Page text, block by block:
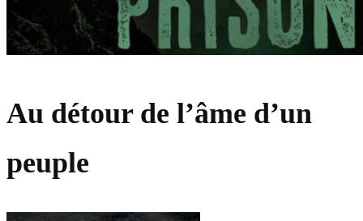
Au détour de l’âme d’un
peuple